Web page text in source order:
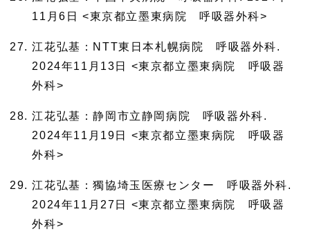
11月6日 <東京都立墨東病院 呼吸器外科>
江花弘基：NTT東日本札幌病院 呼吸器外科.
2024年11月13日 <東京都立墨東病院 呼吸器
外科>
江花弘基：静岡市立静岡病院 呼吸器外科.
2024年11月19日 <東京都立墨東病院 呼吸器
外科>
江花弘基：獨協埼玉医療センター 呼吸器外科.
2024年11月27日 <東京都立墨東病院 呼吸器
外科>